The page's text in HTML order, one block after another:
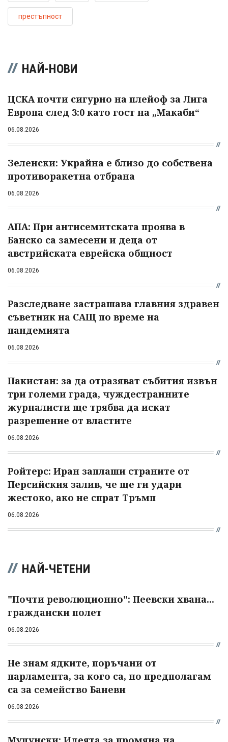
престъпност
НАЙ-НОВИ
ЦСКА почти сигурно на плейоф за Лига
Европа след 3:0 като гост на „Макаби“
06.08.2026
Зеленски: Украйна е близо до собствена
противоракетна отбрана
06.08.2026
АПА: При антисемитската проява в
Банско са замесени и деца от
австрийската еврейска общност
06.08.2026
Разследване застрашава главния здравен
съветник на САЩ по време на
пандемията
06.08.2026
Пакистан: за да отразяват събития извън
три големи града, чуждестранните
журналисти ще трябва да искат
разрешение от властите
06.08.2026
Ройтерс: Иран заплаши страните от
Персийския залив, че ще ги удари
жестоко, ако не спрат Тръмп
06.08.2026
НАЙ-ЧЕТЕНИ
"Почти революционно": Пеевски хвана...
граждански полет
06.08.2026
Не знам ядките, поръчани от
парламента, за кого са, но предполагам
са за семейство Баневи
06.08.2026